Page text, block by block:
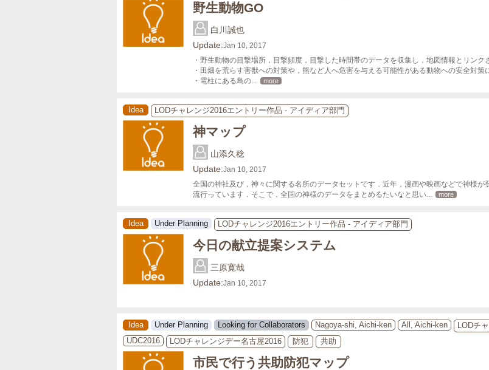
野生動物GO
白川誠也
Update:Jan 10, 2017
・野生動物の目撃場所，目撃頻度，目撃した時間帯のデータを収集し，地図情報とリンク
・田畑を荒らす害獣への対策や，熊など人へ危害を与える可能性がある動物への安全対策
・電柱にある鳥の... more
Idea LODチャレンジ2016エントリー作品 - アイディア部門
神マップ
山添久稔
Update:Jan 10, 2017
全国の神社及び，神々に関する名所のデータセットです．近年，漫画や映画などで神様
流行っています．そこで，全国の神様のデータをまとめるたいなと思い... more
Idea Under Planning LODチャレンジ2016エントリー作品 - アイディア部門
今日の献立提案システム
三原寛哉
Update:Jan 10, 2017
Idea Under Planning Looking for Collaborators Nagoya-shi, Aichi-ken All, Aichi-ken
LODチ
UDC2016
LODチャレンジデー名古屋2016 防犯 共助
市民で行う共助防犯マップ